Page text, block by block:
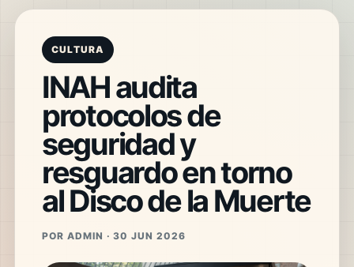
CULTURA
INAH audita
protocolos de
seguridad y
resguardo en torno
al Disco de la Muerte
POR ADMIN · 30 JUN 2026